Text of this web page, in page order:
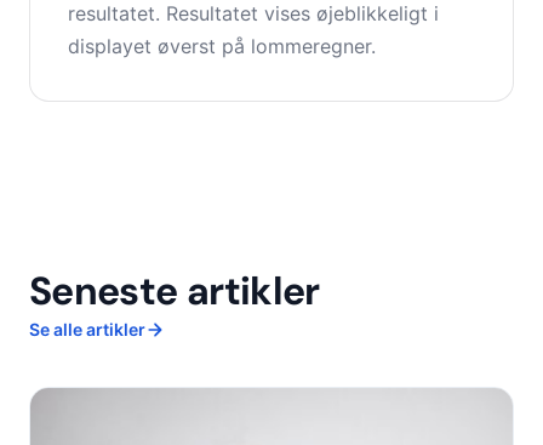
resultatet. Resultatet vises øjeblikkeligt i
displayet øverst på lommeregner.
Seneste artikler
Se alle artikler